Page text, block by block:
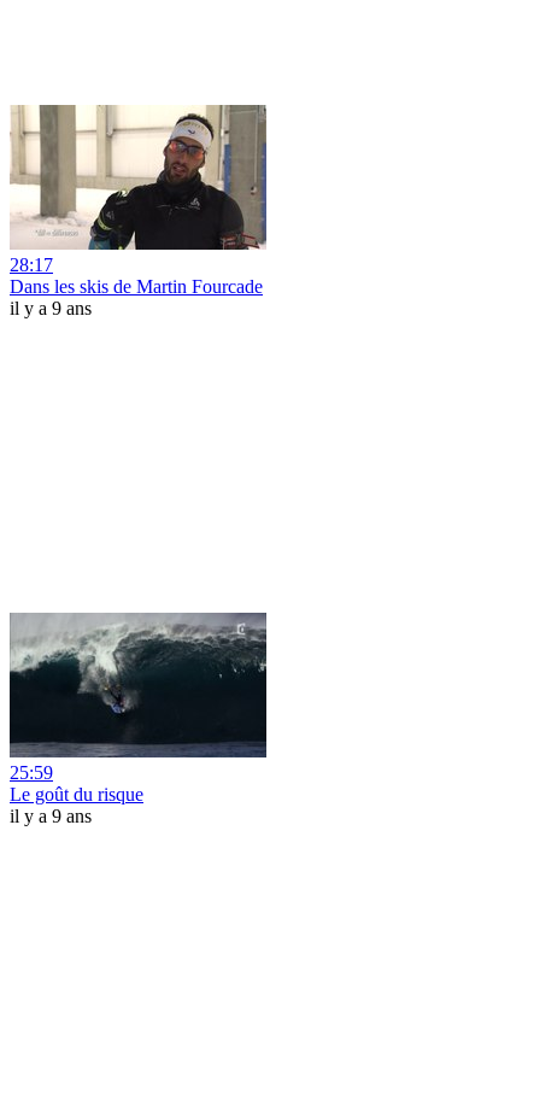
28:17
Dans les skis de Martin Fourcade
il y a 9 ans
25:59
Le goût du risque
il y a 9 ans